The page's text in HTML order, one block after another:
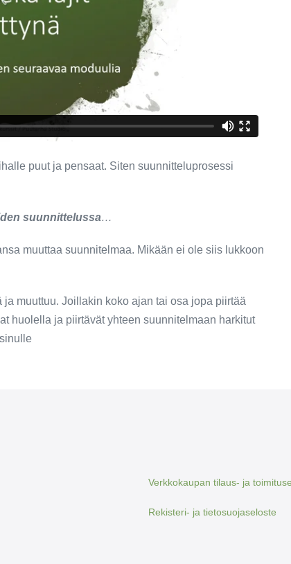
puut ja pensaat. Siten suunnitteluprosessi
suunnittelussa…
muuttaa suunnitelmaa. Mikään ei ole siis lukkoon
muuttuu. Joillakin koko ajan tai osa jopa piirtää
huolella ja piirtävät yhteen suunnitelmaan harkitut
Verkkokaupan tilaus- ja
Rekisteri- ja tietosuojaseloste